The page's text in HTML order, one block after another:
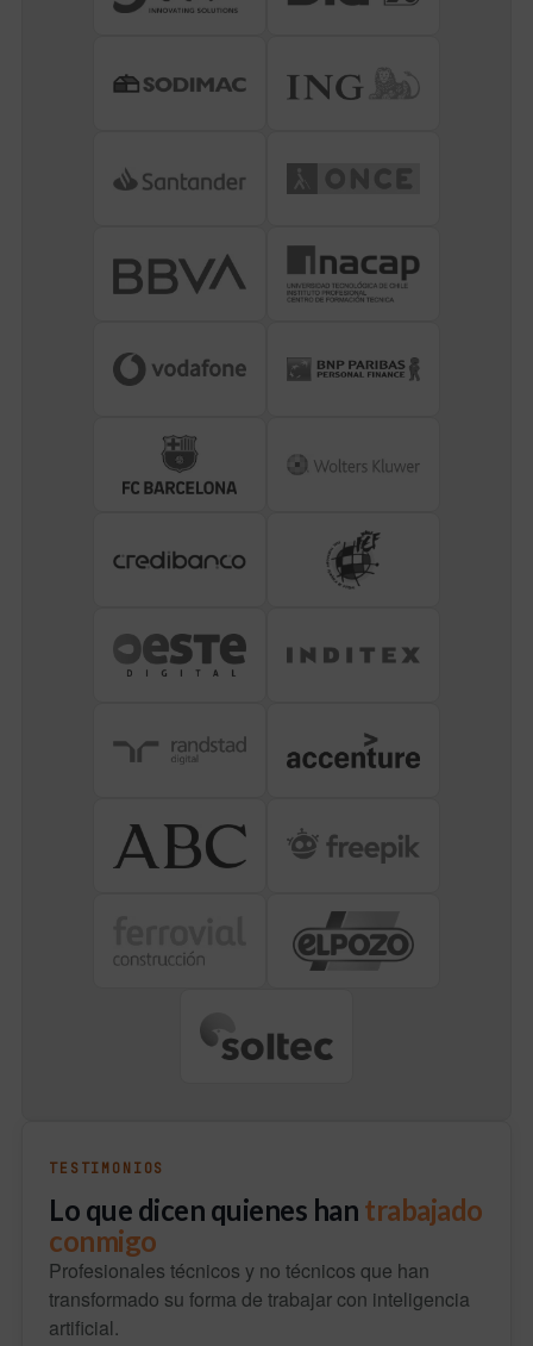
TESTIMONIOS
Lo que dicen quienes han trabajado
conmigo
Profesionales técnicos y no técnicos que han
transformado su forma de trabajar con inteligencia
artificial.